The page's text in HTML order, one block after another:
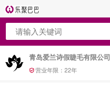
青岛爱兰诗假睫毛有限公司
营业年限： 22年